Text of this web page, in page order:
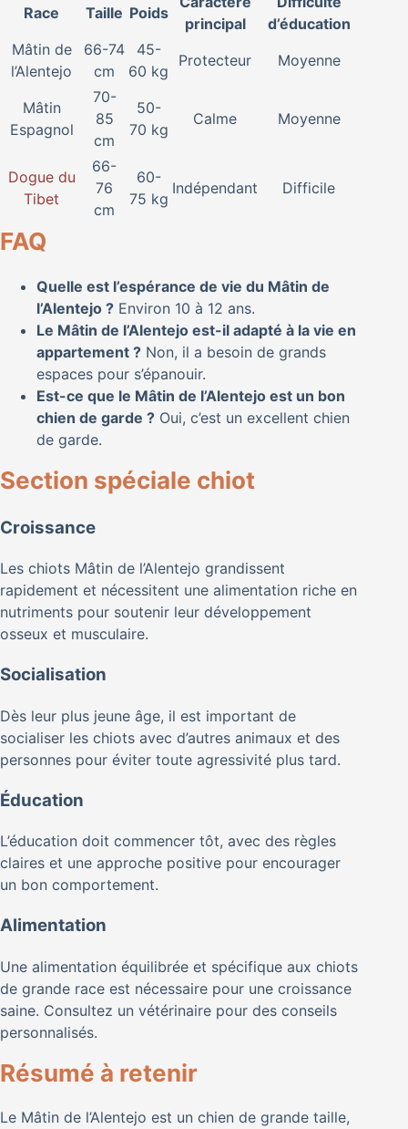
Race Taille Poids
principal
d’éducation
Mâtin de
l’Alentejo
66-74
cm
45-
60 kg
Protecteur Moyenne
Mâtin
Espagnol
70-
85
cm
50-
70 kg
Calme Moyenne
Dogue du
Tibet
66-
76
cm
60-
75 kg
Indépendant Difficile
FAQ
Quelle est l’espérance de vie du Mâtin de
l’Alentejo ? Environ 10 à 12 ans.
Le Mâtin de l’Alentejo est-il adapté à la vie en
appartement ? Non, il a besoin de grands
espaces pour s’épanouir.
Est-ce que le Mâtin de l’Alentejo est un bon
chien de garde ? Oui, c’est un excellent chien
de garde.
Section spéciale chiot
Croissance
Les chiots Mâtin de l’Alentejo grandissent
rapidement et nécessitent une alimentation riche en
nutriments pour soutenir leur développement
osseux et musculaire.
Socialisation
Dès leur plus jeune âge, il est important de
socialiser les chiots avec d’autres animaux et des
personnes pour éviter toute agressivité plus tard.
Éducation
L’éducation doit commencer tôt, avec des règles
claires et une approche positive pour encourager
un bon comportement.
Alimentation
Une alimentation équilibrée et spécifique aux chiots
de grande race est nécessaire pour une croissance
saine. Consultez un vétérinaire pour des conseils
personnalisés.
Résumé à retenir
Le Mâtin de l’Alentejo est un chien de grande taille,